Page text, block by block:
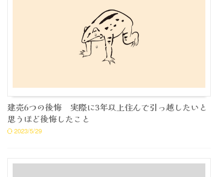
建売6つの後悔 実際に3年以上住んで引っ越したいと
思うほど後悔したこと
2023/5/29